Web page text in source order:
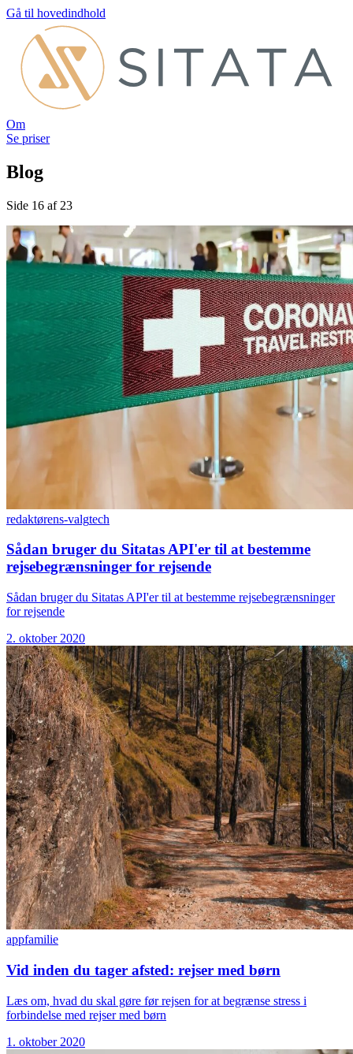
Gå til hovedindhold
Om
Se priser
Blog
Side 16 af 23
redaktørens-valgtech
Sådan bruger du Sitatas API'er til at bestemme
rejsebegrænsninger for rejsende
Sådan bruger du Sitatas API'er til at bestemme rejsebegrænsninger
for rejsende
2. oktober 2020
appfamilie
Vid inden du tager afsted: rejser med børn
Læs om, hvad du skal gøre før rejsen for at begrænse stress i
forbindelse med rejser med børn
1. oktober 2020